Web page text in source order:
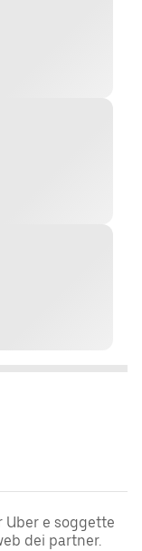
Uber e soggette
dei partner.